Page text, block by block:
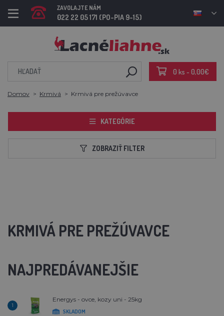
ZAVOLAJTE NÁM
022 22 05 171 (PO-PIA 9-15)
0 ks - 0,00€
Domov Krmivá Krmivá pre prežúvavce
KATEGÓRIE
ZOBRAZIŤ FILTER
KRMIVÁ PRE PREŽÚVAVCE
NAJPREDÁVANEJŠIE
1
Energys - ovce, kozy uni - 25kg
SKLADOM